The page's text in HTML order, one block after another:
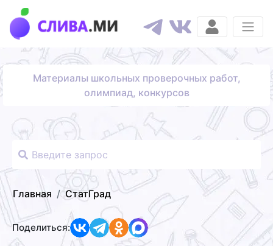
Материалы школьных проверочных работ,
олимпиад, конкурсов
Главная СтатГрад
Поделиться: